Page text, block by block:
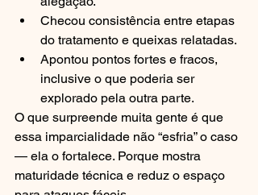
Checou consistência entre etapas
do tratamento e queixas relatadas.
Apontou pontos fortes e fracos,
inclusive o que poderia ser
explorado pela outra parte.
O que surpreende muita gente é que
essa imparcialidade não “esfria” o caso
— ela o fortalece. Porque mostra
maturidade técnica e reduz o espaço